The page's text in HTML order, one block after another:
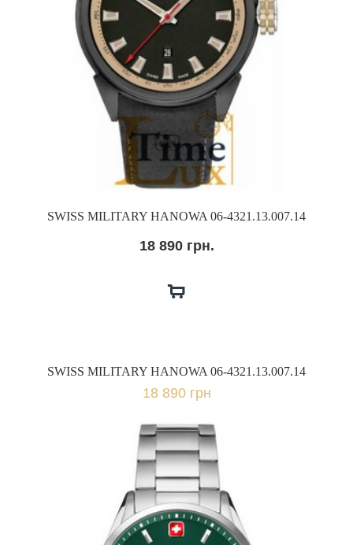
SWISS MILITARY HANOWA 06-4321.13.007.14
18 890 грн.
SWISS MILITARY HANOWA 06-4321.13.007.14
18 890 грн